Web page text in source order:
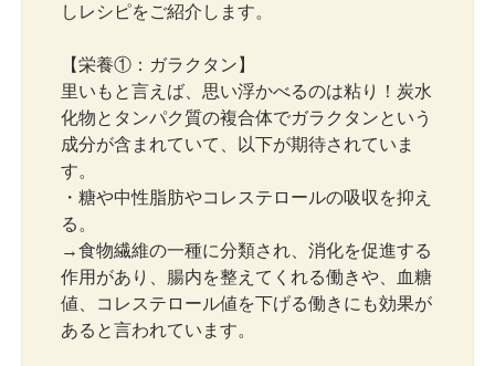
しレシピをご紹介します。
【栄養①：ガラクタン】
里いもと言えば、思い浮かべるのは粘り！炭水
化物とタンパク質の複合体でガラクタンという
成分が含まれていて、以下が期待されていま
す。
・糖や中性脂肪やコレステロールの吸収を抑え
る。
→食物繊維の一種に分類され、消化を促進する
作用があり、腸内を整えてくれる働きや、血糖
値、コレステロール値を下げる働きにも効果が
あると言われています。